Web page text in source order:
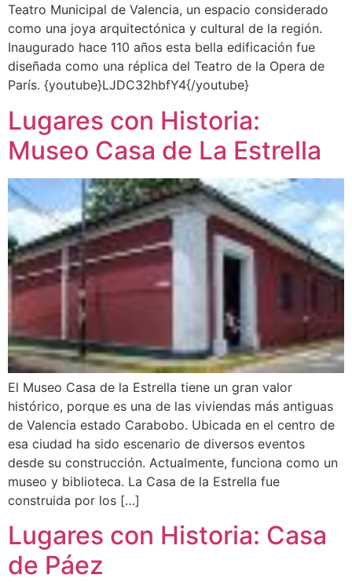
Teatro Municipal de Valencia, un espacio considerado
como una joya arquitectónica y cultural de la región.
Inaugurado hace 110 años esta bella edificación fue
diseñada como una réplica del Teatro de la Opera de
París. {youtube}LJDC32hbfY4{/youtube}
Lugares con Historia:
Museo Casa de La Estrella
El Museo Casa de la Estrella tiene un gran valor
histórico, porque es una de las viviendas más antiguas
de Valencia estado Carabobo. Ubicada en el centro de
esa ciudad ha sido escenario de diversos eventos
desde su construcción. Actualmente, funciona como un
museo y biblioteca. La Casa de la Estrella fue
construida por los […]
Lugares con Historia: Casa
de Páez